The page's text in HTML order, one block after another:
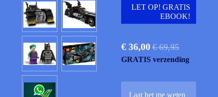
LET OP! GRATIS
EBOOK!
€ 36,00 € 69,95
GRATIS verzending
Laat het me weten